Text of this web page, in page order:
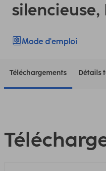
silencieuse,
Mode d'emploi
Téléchargements Détails